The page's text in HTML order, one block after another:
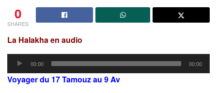
0
SHARES
La Halakha en audio
Lecteur
audio
00:00 00:00
Voyager du 17 Tamouz au 9 Av